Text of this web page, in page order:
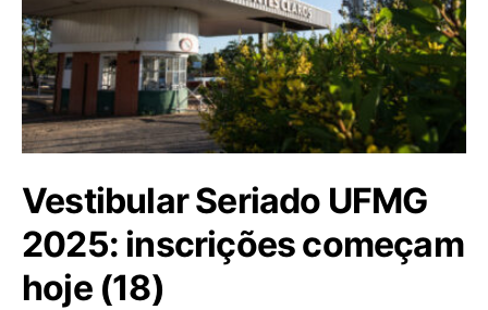
Vestibular Seriado UFMG
2025: inscrições começam
hoje (18)